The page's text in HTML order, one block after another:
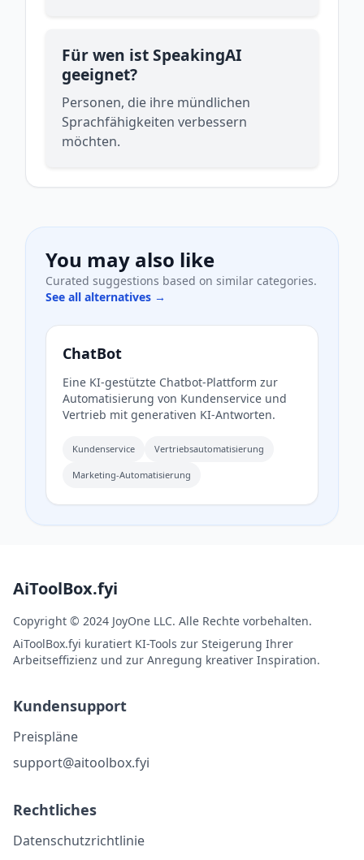
Für wen ist SpeakingAI
geeignet?
Personen, die ihre mündlichen
Sprachfähigkeiten verbessern
möchten.
You may also like
Curated suggestions based on similar categories.
See all alternatives →
ChatBot
Eine KI-gestützte Chatbot-Plattform zur
Automatisierung von Kundenservice und
Vertrieb mit generativen KI-Antworten.
Kundenservice Vertriebsautomatisierung
Marketing-Automatisierung
AiToolBox.fyi
Copyright © 2024 JoyOne LLC. Alle Rechte vorbehalten.
AiToolBox.fyi kuratiert KI-Tools zur Steigerung Ihrer
Arbeitseffizienz und zur Anregung kreativer Inspiration.
Kundensupport
Preispläne
support@aitoolbox.fyi
Rechtliches
Datenschutzrichtlinie